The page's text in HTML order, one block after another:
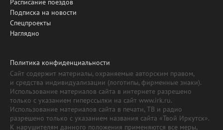
Подписка на новости
Спецпроекты
Наглядно
Политика конфиденциальности
Сайт содержит материалы, охраняемые авторским правом,
и средства индивидуализации (логотипы, фирменные знаки).
Использование материалов сайта в интернете разрешено
только с указанием гиперссылки на сайт www.irk.ru.
Использование материалов сайта в печати, ТВ и радио
разрешено только с указанием названия сайта «Твой Иркутск».
К нарушителям данного положения применяются все меры,